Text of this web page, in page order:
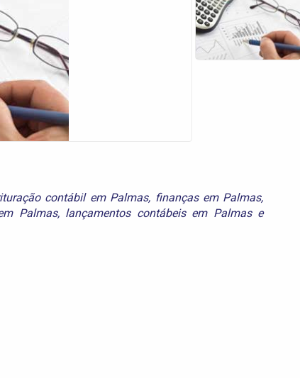
contábil em Palmas, finanças em Palmas,
Palmas, lançamentos contábeis em Palmase